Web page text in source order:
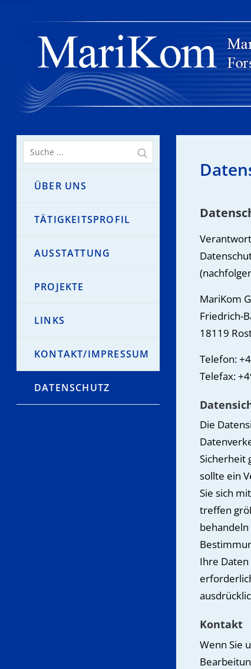
ÜBER UNS
TÄTIGKEITSPROFIL
AUSSTATTUNG
PROJEKTE
LINKS
KONTAKT/IMPRESSUM
DATENSCHUTZ
MariKom
Friedrich-
18119
Telefon:
Telefax:
Die
Sicherheit
sollte ein
Sie sich
treffen
Ihre
Kontakt
Wenn Sie